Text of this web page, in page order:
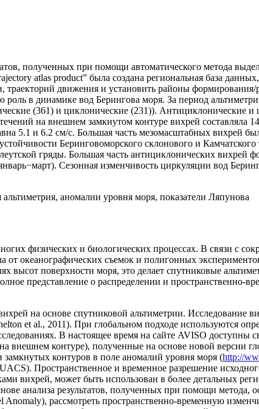
полученных при помощи автоматического метода
atlas product” была создана региональная база
движения и установить районы
в динамике вод Берингова моря. За период
(361) и циклонические (231)). Антициклонические
на внешнем замкнутом контуре вихрей составляла
5.1 и 6.2 см/с. Большая часть мезомасштабных вихрей
Беринговоморского склонового и
гряды. Большая часть антициклонических вихрей
Сезонная изменчивость циркуляции вод
аномалии уровня моря, показатели Ляпунова
физических и биологических процессах. В связи с
океанографических съемок и полигонных
поверхности моря, это делает спутниковые
представление о распределении и пространственно-
на основе спутниковой альтиметрии. Исследование
et al., 2011). При глобальном подходе используются
В настоящее время на сайте AVISO доступны
внешнем контуре), полученные на основе новой версии
контуров в поле аномалий уровня моря (http://
Пространственное и временное разрешение
вихрей, может быть использован в более детальных
анализа результатов, полученных при помощи метода,
рассмотреть пространственно-временную